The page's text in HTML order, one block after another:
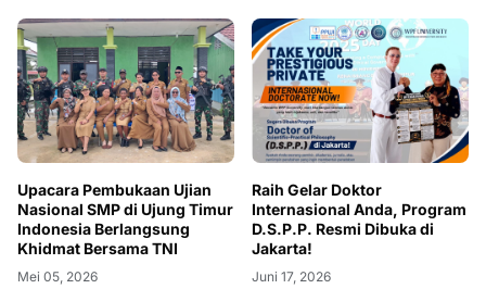
Upacara Pembukaan Ujian
Nasional SMP di Ujung Timur
Indonesia Berlangsung
Khidmat Bersama TNI
Mei 05, 2026
Raih Gelar Doktor
Internasional Anda, Program
D.S.P.P. Resmi Dibuka di
Jakarta!
Juni 17, 2026